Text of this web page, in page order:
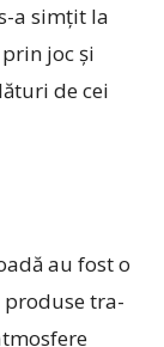
a simțit la
joc și
de cei
au fost o
produse tra­